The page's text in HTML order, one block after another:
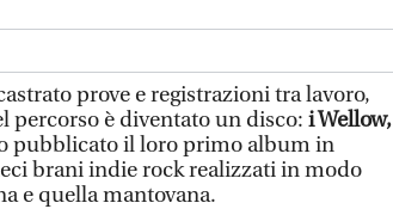
prove e registrazioni tra lavoro,
percorso è diventato un disco: i Wellow,
pubblicato il loro primo album in
brani indie rock realizzati in modo
e quella mantovana.